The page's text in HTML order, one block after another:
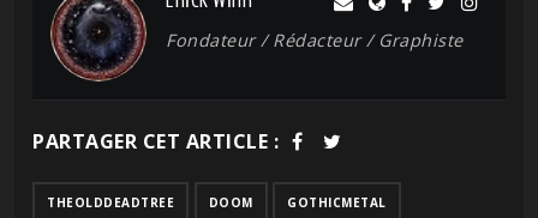
Fondateur / Rédacteur / Graphiste
PARTAGER CET ARTICLE :
THEOLDDEADTREE DOOM GOTHICMETAL